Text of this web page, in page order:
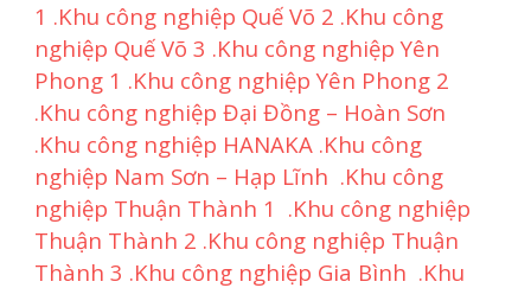
1 .Khu công nghiệp Quế Võ 2 .Khu công
nghiệp Quế Võ 3 .Khu công nghiệp Yên
Phong 1 .Khu công nghiệp Yên Phong 2
.Khu công nghiệp Đại Đồng – Hoàn Sơn
.Khu công nghiệp HANAKA .Khu công
nghiệp Nam Sơn – Hạp Lĩnh .Khu công
nghiệp Thuận Thành 1 .Khu công nghiệp
Thuận Thành 2 .Khu công nghiệp Thuận
Thành 3 .Khu công nghiệp Gia Bình .Khu